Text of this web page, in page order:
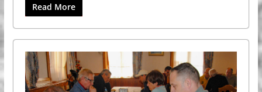
Read More